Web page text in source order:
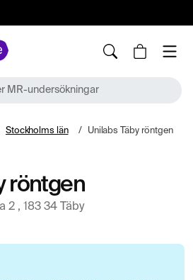
MR-undersökningar
Stockholms län Unilabs Täby röntgen
röntgen
2 , 183 34 Täby